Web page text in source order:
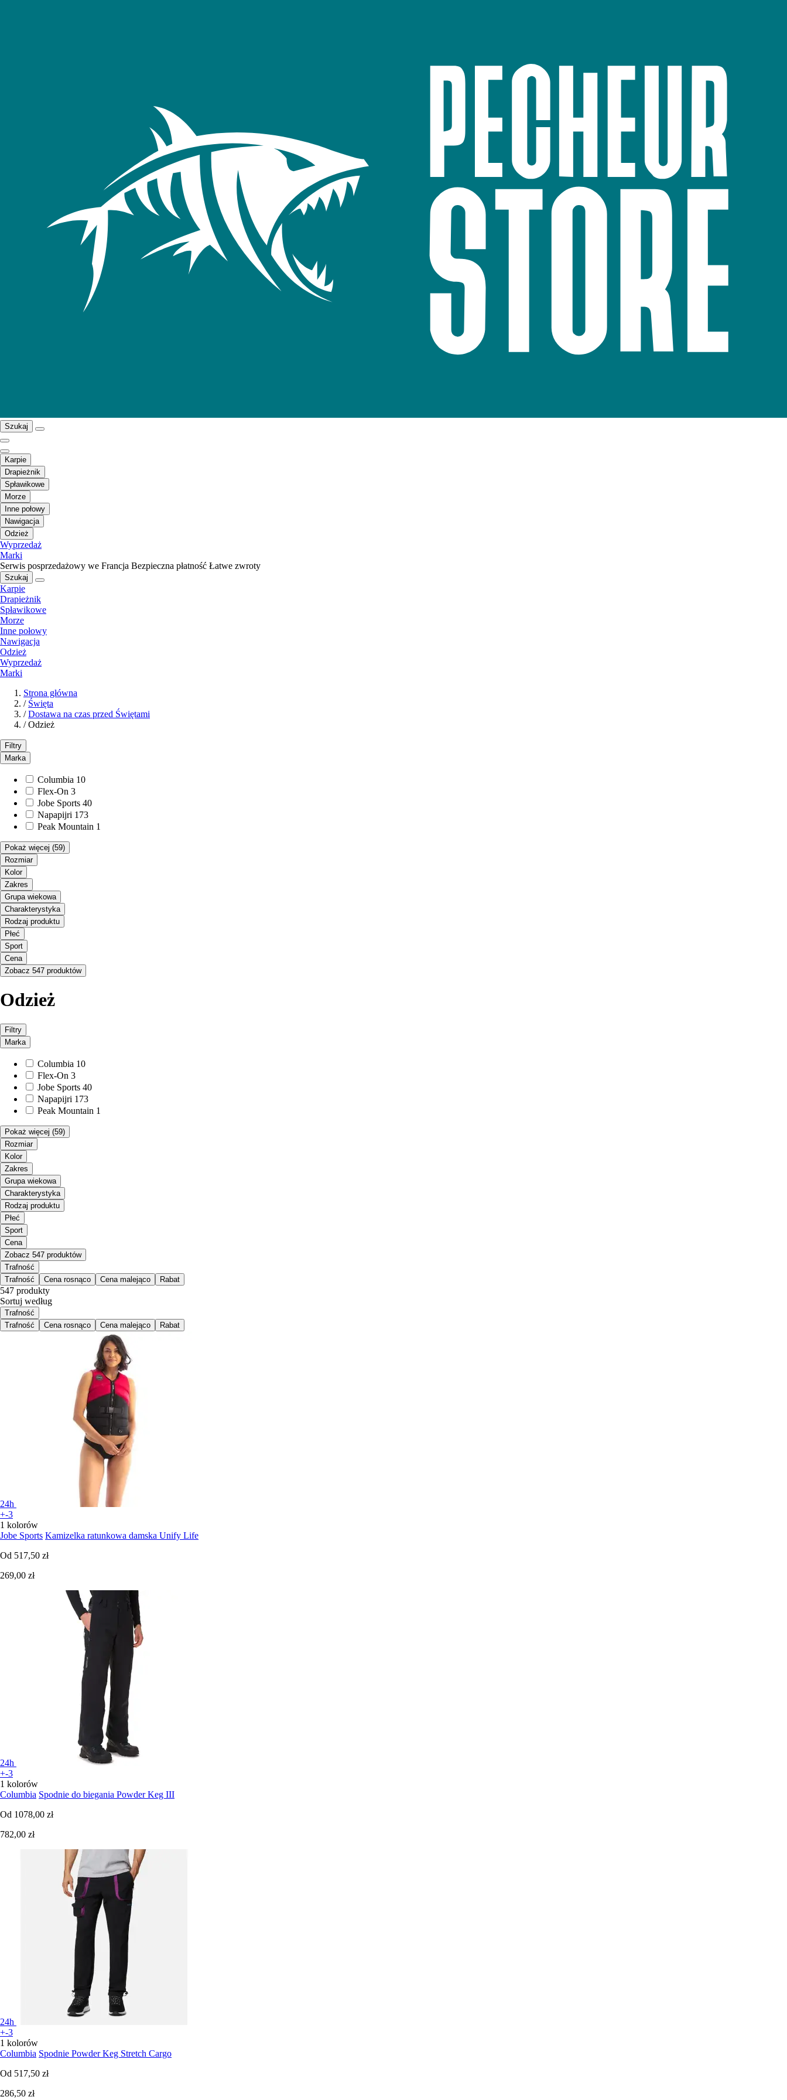
Szukaj
Karpie
Drapieżnik
Spławikowe
Morze
Inne połowy
Nawigacja
Odzież
Wyprzedaż
Marki
Serwis posprzedażowy we Francja Bezpieczna płatność Łatwe zwroty
Szukaj
Karpie
Drapieżnik
Spławikowe
Morze
Inne połowy
Nawigacja
Odzież
Wyprzedaż
Marki
Strona główna
/ Święta
/ Dostawa na czas przed Świętami
/ Odzież
Filtry
Marka
Columbia 10
Flex-On 3
Jobe Sports 40
Napapijri 173
Peak Mountain 1
Pokaż więcej (59)
Rozmiar
Kolor
Zakres
Grupa wiekowa
Charakterystyka
Rodzaj produktu
Płeć
Sport
Cena
Zobacz 547 produktów
Odzież
Filtry
Marka
Columbia 10
Flex-On 3
Jobe Sports 40
Napapijri 173
Peak Mountain 1
Pokaż więcej (59)
Rozmiar
Kolor
Zakres
Grupa wiekowa
Charakterystyka
Rodzaj produktu
Płeć
Sport
Cena
Zobacz 547 produktów
Trafność
Trafność
Cena rosnąco Cena malejąco Rabat
547 produkty
Sortuj według
Trafność
Trafność
Cena rosnąco Cena malejąco Rabat
24h
+-3
1 kolorów
Jobe Sports Kamizelka ratunkowa damska Unify Life
Od 517,50 zł
269,00 zł
24h
+-3
1 kolorów
Columbia Spodnie do biegania Powder Keg III
Od 1078,00 zł
782,00 zł
24h
+-3
1 kolorów
Columbia Spodnie Powder Keg Stretch Cargo
Od 517,50 zł
286,50 zł